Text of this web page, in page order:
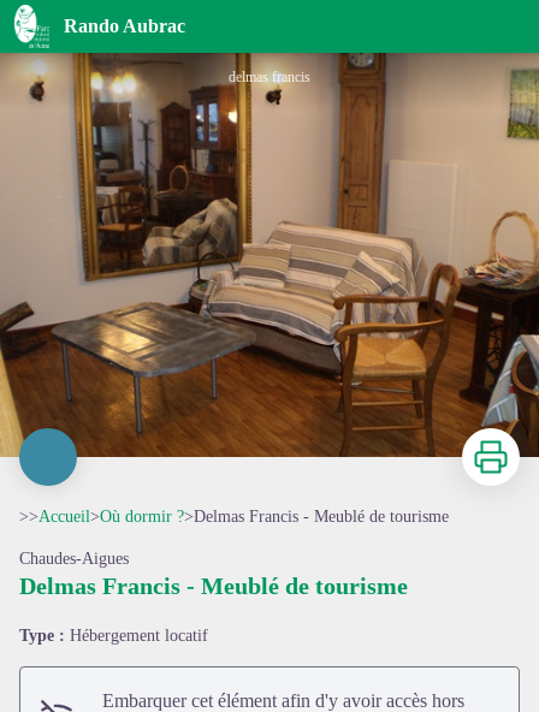
Rando Aubrac
Delmas Francis - Meublé de tourisme
delmas francis
Voir l'image en plein écran
Imprimer
>>Accueil>Où dormir ?>Delmas Francis - Meublé de tourisme
Chaudes-Aigues
Delmas Francis - Meublé de tourisme
Type : Hébergement locatif
Embarquer cet élément afin d'y avoir accès hors